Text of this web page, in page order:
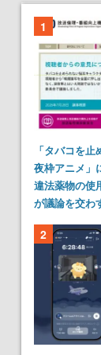
1
「タバコを
夜枠アニメ」
違法薬物の使
が議論を交わ
2